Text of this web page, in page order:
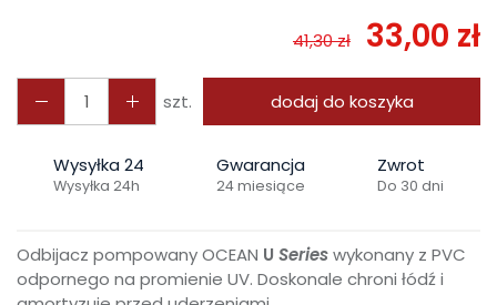
41,30 zł 33,00 zł
szt. dodaj do koszyka
Wysyłka 24
Wysyłka 24h
Gwarancja
24 miesiące
Zwrot
Do 30 dni
Odbijacz pompowany OCEAN U Serieswykonany z PVC
odpornego na promienie UV. Doskonale chroni łódź i